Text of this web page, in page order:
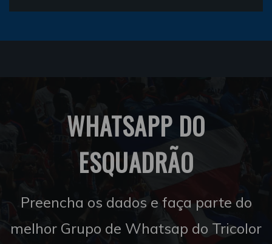
WHATSAPP DO
ESQUADRÃO
Preencha os dados e faça parte do
melhor Grupo de Whatsap do Tricolor